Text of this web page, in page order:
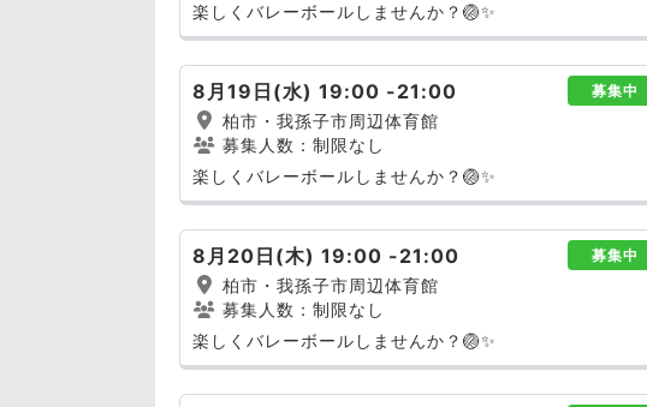
楽しくバレーボールしませんか？🏐✨
8月19日(水) 19:00 -21:00 募集中
柏市・我孫子市周辺体育館
募集人数：制限なし
楽しくバレーボールしませんか？🏐✨
8月20日(木) 19:00 -21:00 募集中
柏市・我孫子市周辺体育館
募集人数：制限なし
楽しくバレーボールしませんか？🏐✨